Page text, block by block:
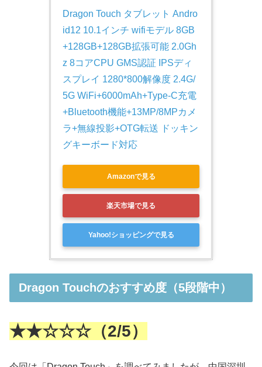
Dragon Touch タブレット Andro
id12 10.1インチ wifiモデル 8GB
+128GB+128GB拡張可能 2.0Gh
z 8コアCPU GMS認証 IPSディ
スプレイ 1280*800解像度 2.4G/
5G WiFi+6000mAh+Type-C充電
+Bluetooth機能+13MP/8MPカメ
ラ+無線投影+OTG転送 ドッキン
グキーボード対応
Amazonで見る
楽天市場で見る
Yahoo!ショッピングで見る
Dragon Touchのおすすめ度（5段階中）
★★☆☆☆（2/5）